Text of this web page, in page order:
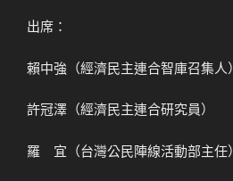
出席：
賴中強（經濟民主連合智庫召集人）
許冠澤（經濟民主連合研究員）
羅 宜（台灣公民陣線活動部主任）